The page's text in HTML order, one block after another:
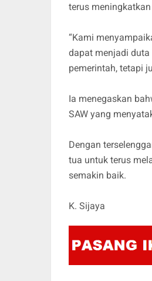
terus
“Kami
dapat menjadi
pemerintah, tetapi
Ia menegaskan
SAW yang
Dengan
tua untuk terus
semakin baik.
K. Sijaya